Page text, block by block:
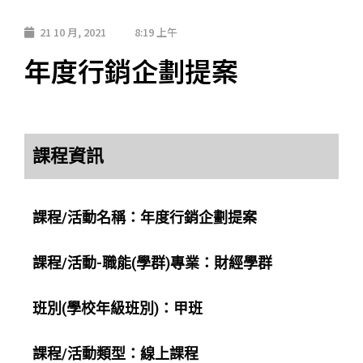
21 10 月, 2021 8:19 上午
年度行銷企劃提案
課程資訊
課程/活動名稱：年度行銷企劃提案
課程/活動-職能(學群)專業：財經學群
班別(學校年級班別)：甲班
課程/活動類型：線上課程